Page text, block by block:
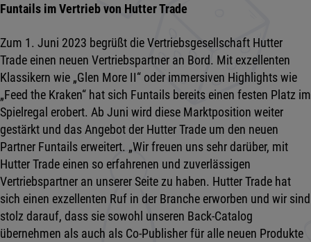
Funtails im Vertrieb von Hutter Trade
Zum 1. Juni 2023 begrüßt die Vertriebsgesellschaft Hutter
Trade einen neuen Vertriebspartner an Bord. Mit exzellenten
Klassikern wie „Glen More II“ oder immersiven Highlights wie
„Feed the Kraken“ hat sich Funtails bereits einen festen Platz im
Spielregal erobert. Ab Juni wird diese Marktposition weiter
gestärkt und das Angebot der Hutter Trade um den neuen
Partner Funtails erweitert. „Wir freuen uns sehr darüber, mit
Hutter Trade einen so erfahrenen und zuverlässigen
Vertriebspartner an unserer Seite zu haben. Hutter Trade hat
sich einen exzellenten Ruf in der Branche erworben und wir sind
stolz darauf, dass sie sowohl unseren Back-Catalog
übernehmen als auch als Co-Publisher für alle neuen Produkte